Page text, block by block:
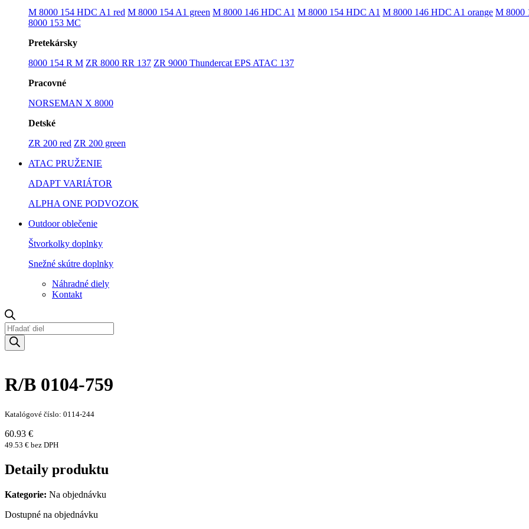
M 8000 154 HDC A1 red M 8000 154 A1 green M 8000 146 HDC A1 M 8000 154 HDC A1 M 8000 146 HDC A1 orange M 8000
8000 153 MC
Pretekársky
8000 154 R M ZR 8000 RR 137 ZR 9000 Thundercat EPS ATAC 137
Pracovné
NORSEMAN X 8000
Detské
ZR 200 red ZR 200 green
ATAC PRUŽENIE
ADAPT VARIÁTOR
ALPHA ONE PODVOZOK
Outdoor oblečenie
Štvorkolky doplnky
Snežné skútre doplnky
Náhradné diely
Kontakt
Products
search
R/B 0104-759
Katalógové číslo: 0114-244
60.93 €
49.53 € bez DPH
Detaily produktu
Kategorie: Na objednávku
Dostupné na objednávku